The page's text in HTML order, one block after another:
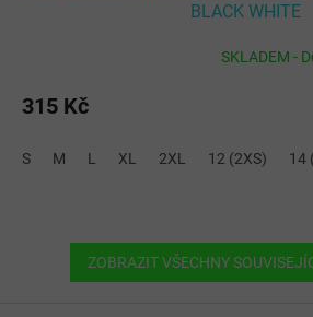
BLACK WHITE
SKLADEM -
315 Kč
S M L XL 2XL 12 (2XS) 14
ZOBRAZIT VŠECHNY